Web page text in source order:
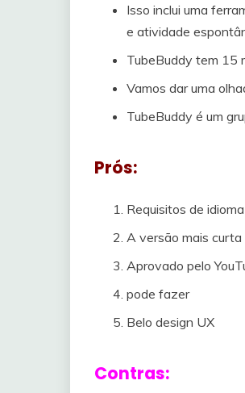
Isso inclui uma
e atividade
TubeBuddy tem 15
Vamos dar uma
TubeBuddy é um
Prós:
Requisitos de idioma
A versão mais
Aprovado pelo
pode fazer
Belo design UX
Contras: